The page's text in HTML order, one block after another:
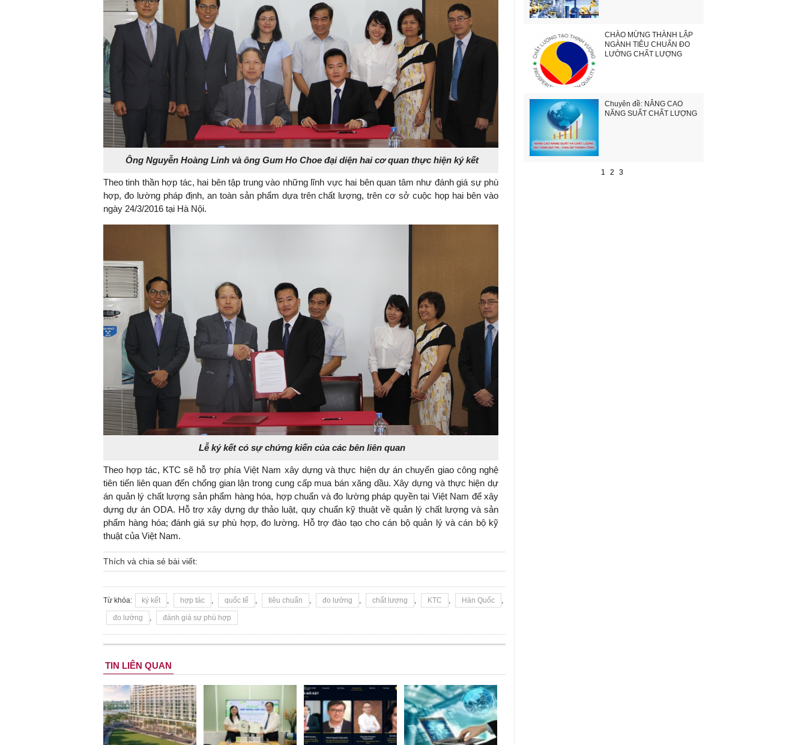
Ông Nguyễn Hoàng Linh và ông Gum Ho Choe đại diện hai cơ quan thực hiện ký kết
Theo tinh thần hợp tác, hai bên tập trung vào những lĩnh vực hai bên quan tâm như đánh giá sự phù
hợp, đo lường pháp định, an toàn sản phẩm dựa trên chất lượng, trên cơ sở cuộc họp hai bên vào
ngày 24/3/2016 tại Hà Nội.
Lễ ký kết có sự chứng kiến của các bên liên quan
Theo hợp tác, KTC sẽ hỗ trợ phía Việt Nam xây dựng và thực hiện dự án chuyển giao công nghệ
tiên tiến liên quan đến chống gian lận trong cung cấp mua bán xăng dầu. Xây dựng và thực hiện dự
án quản lý chất lượng sản phẩm hàng hóa, hợp chuẩn và đo lường pháp quyền tại Việt Nam để xây
dựng dự án ODA. Hỗ trợ xây dựng dự thảo luật, quy chuẩn kỹ thuật về quản lý chất lượng và sản
phẩm hàng hóa; đánh giá sự phù hợp, đo lường. Hỗ trợ đào tạo cho cán bộ quản lý và cán bộ kỹ
thuật của Việt Nam.
Thích và chia sẻ bài viết:
Từ khóa: ký kết , hợp tác , quốc tế , tiêu chuẩn , đo lường , chất lượng , KTC , Hàn Quốc ,
đo lường , đánh giá sự phù hợp
TIN LIÊN QUAN
CHÀO MỪNG THÀNH LẬP
NGÀNH TIÊU CHUẨN ĐO
LƯỜNG CHẤT LƯỢNG
Chuyên đề: NÂNG CAO
NĂNG SUẤT CHẤT LƯỢNG
1 2 3